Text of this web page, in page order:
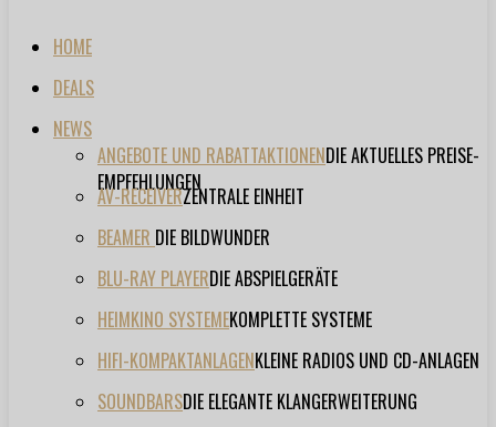
HOME
DEALS
NEWS
ANGEBOTE UND RABATTAKTIONENDIE AKTUELLES PREISE-
EMPFEHLUNGEN
AV-RECEIVERZENTRALE EINHEIT
BEAMER DIE BILDWUNDER
BLU-RAY PLAYERDIE ABSPIELGERÄTE
HEIMKINO SYSTEMEKOMPLETTE SYSTEME
HIFI-KOMPAKTANLAGENKLEINE RADIOS UND CD-ANLAGEN
SOUNDBARSDIE ELEGANTE KLANGERWEITERUNG